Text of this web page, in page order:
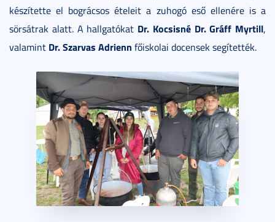
készítette el bográcsos ételeit a zuhogó eső ellenére is a
sörsátrak alatt. A hallgatókat Dr. Kocsisné Dr. Gráff Myrtill,
valamint Dr. Szarvas Adrienn főiskolai docensek segítették.